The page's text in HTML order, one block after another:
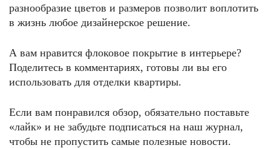
разнообразие цветов и размеров позволит воплотить
в жизнь любое дизайнерское решение.
А вам нравится флоковое покрытие в интерьере?
Поделитесь в комментариях, готовы ли вы его
использовать для отделки квартиры.
Если вам понравился обзор, обязательно поставьте
«лайк» и не забудьте подписаться на наш журнал,
чтобы не пропустить самые полезные новости.